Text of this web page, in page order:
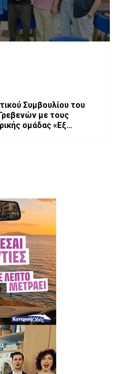
Συμβουλίου του
με τους
ομάδας «Εξ